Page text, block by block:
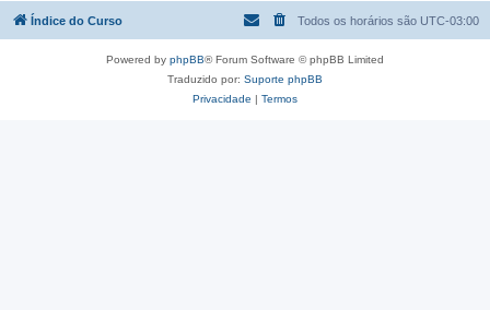
Índice do Curso Todos os horários são UTC-03:00
Powered by phpBB® Forum Software © phpBB Limited
Traduzido por: Suporte phpBB
Privacidade | Termos